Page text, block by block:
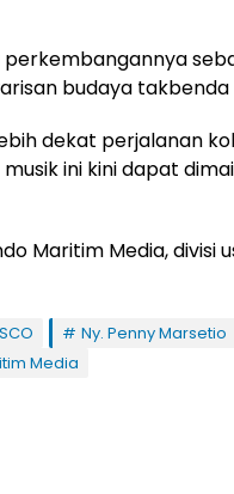
budaya takbenda
dekat perjalanan
ini kini dapat
Maritim Media, divisi
Ny. Penny Marsetio
Media